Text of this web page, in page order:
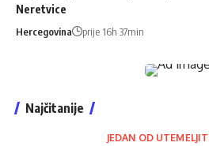
Neretvice
Hercegovina prije 16h 37min
Najčitanije
JEDAN OD